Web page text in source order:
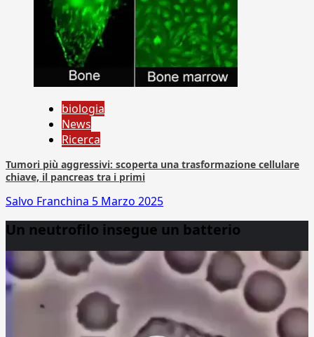
biologia
News
Ricerca
Tumori più aggressivi: scoperta una trasformazione cellulare
chiave, il pancreas tra i primi
Salvo Franchina 5 Marzo 2025
Un neutrofilo insegue un batterio
Player